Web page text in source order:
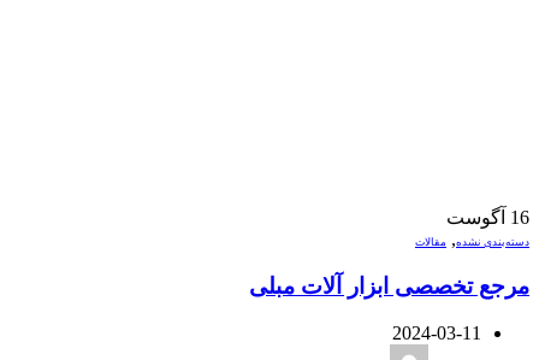
16 آگوست
دسته‌بندی نشده, مقالات
مرجع تخصصی ابزار آلات مبلی
2024-03-11